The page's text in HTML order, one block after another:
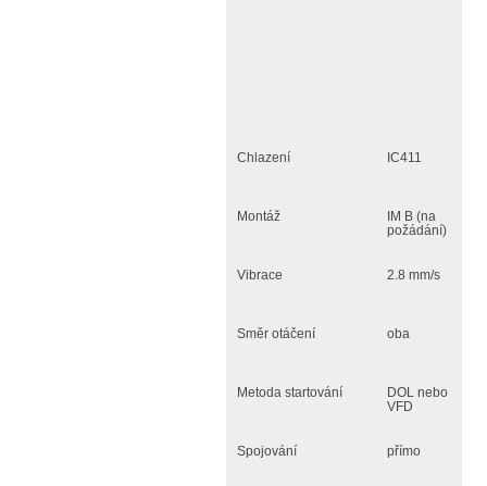
Chlazení IC411
Montáž
IM B (na
požádání)
Vibrace 2.8 mm/s
Směr otáčení oba
Metoda startování
DOL nebo
VFD
Spojování přímo